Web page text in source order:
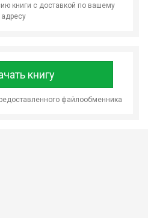
книги с доставкой по вашему
адресу
книгу
файлообменника